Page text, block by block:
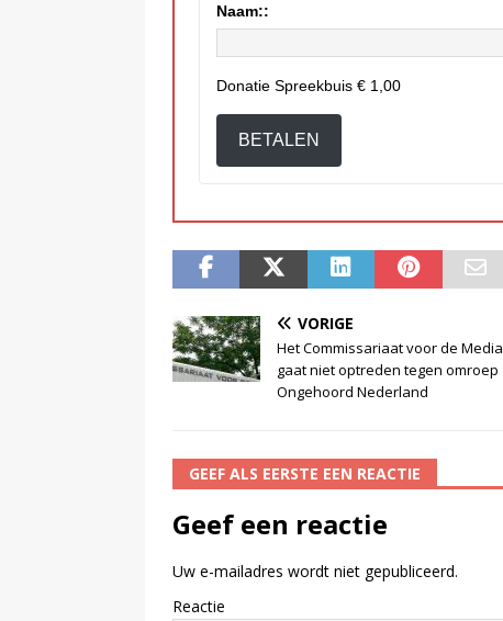
Naam::
Donatie Spreekbuis € 1,00
BETALEN
VORIGE
Het Commissariaat voor de Media
gaat niet optreden tegen omroep
Ongehoord Nederland
GEEF ALS EERSTE EEN REACTIE
Geef een reactie
Uw e-mailadres wordt niet gepubliceerd.
Reactie